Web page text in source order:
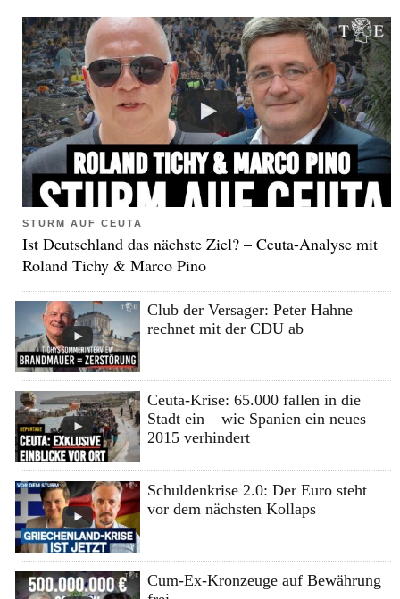
STURM AUF CEUTA
Ist Deutschland das nächste Ziel? – Ceuta-Analyse mit
Roland Tichy & Marco Pino
Club der Versager: Peter Hahne
rechnet mit der CDU ab
Ceuta-Krise: 65.000 fallen in die
Stadt ein – wie Spanien ein neues
2015 verhindert
Schuldenkrise 2.0: Der Euro steht
vor dem nächsten Kollaps
Cum-Ex-Kronzeuge auf Bewährung